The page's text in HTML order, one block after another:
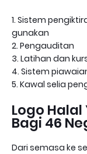
1. Sistem
gunakan
2. Pengauditan
3. Latihan dan
4. Sistem
5. Kawal selia
Logo
Bagi 46
Dari semasa ke